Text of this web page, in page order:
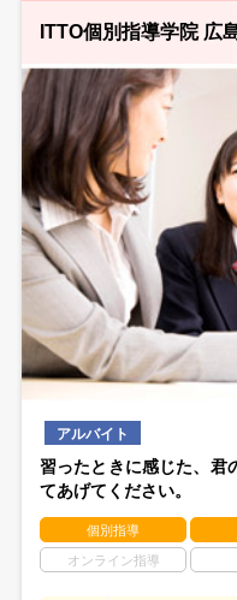
ITTO個別指導学院 広
アルバイト
習ったときに感じた、君
てあげてください。
個別指導
オンライン指導